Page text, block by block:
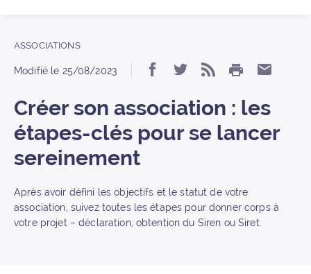
ASSOCIATIONS
Modifié le 25/08/2023 Partager « Créer
Partager «
S’abonner
IMPRIMER
Créer son association : les
étapes-clés pour se lancer
sereinement
Après avoir défini les objectifs et le statut de votre
association, suivez toutes les étapes pour donner corps à
votre projet – déclaration, obtention du Siren ou Siret.